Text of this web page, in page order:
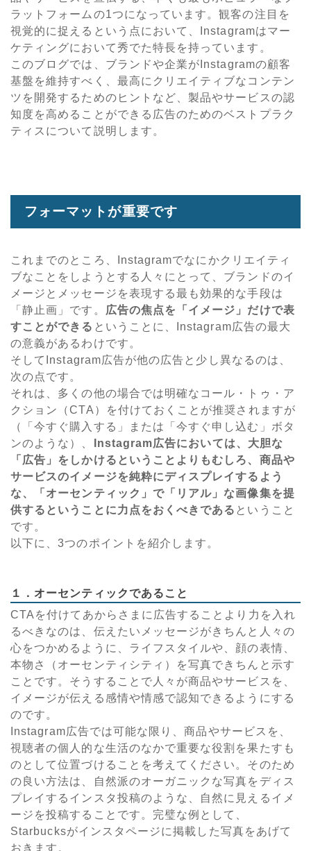
ラットフォームの1つになっています。観客の注目を
視覚的に捉えるという点において、Instagramはマー
ケティングにおいて秀でた特長を持っています。
このブログでは、ブランドや企業がInstagramの顧客
基盤を維持すべく、最高にクリエイティブなコンテン
ツを開発するためのヒントなど、製品やサービスの認
知度を高めることができる広告のためのベストプラク
ティスについて説明します。
フォーマットが重要です
これまでのところ、Instagramでなにかクリエイティ
ブなことをしようとする人々にとって、ブランドのイ
メージとメッセージを表現する最も効果的な手段は
「静止画」です。 広告の焦点を「イメージ」だけで表
すことができる ということに、Instagram広告の最大
の意義があるわけです。
そしてInstagram広告が他の広告と少し異なるのは、
次の点です。
それは、多くの他の場合では明確なコール・トゥ・ア
クション（CTA）を付けておくことが推奨されますが
（「今すぐ購入する」または「今すぐ申し込む」ボタ
ンのような）、
Instagram広告においては、大胆な
「広告」をしかけるということよりもむしろ、商品や
サービスのイメージを純粋にディスプレイするよう
な、「オーセンティック」で「リアル」な画像集を提
供するということに力点をおくべきである ということ
です。
以下に、3つのポイントを紹介します。
１．オーセンティックであること
CTAを付けてあからさまに広告することより力を入れ
るべきなのは、伝えたいメッセージがきちんと人々の
心をつかめるように、ライフスタイルや、顔の表情、
本物さ（オーセンティシティ）を写真できちんと示す
ことです。そうすることで人々が商品やサービスを、
イメージが伝える感情や情感で認知できるようにする
のです。
Instagram広告では可能な限り、商品やサービスを、
視聴者の個人的な生活のなかで重要な役割を果たすも
のとして位置づけることを考えてください。そのため
の良い方法は、自然派のオーガニックな写真をディス
プレイするインスタ投稿のような、自然に見えるイメ
ージを投稿することです。完璧な例として、
Starbucksがインスタページに掲載した写真をあげて
おきます。